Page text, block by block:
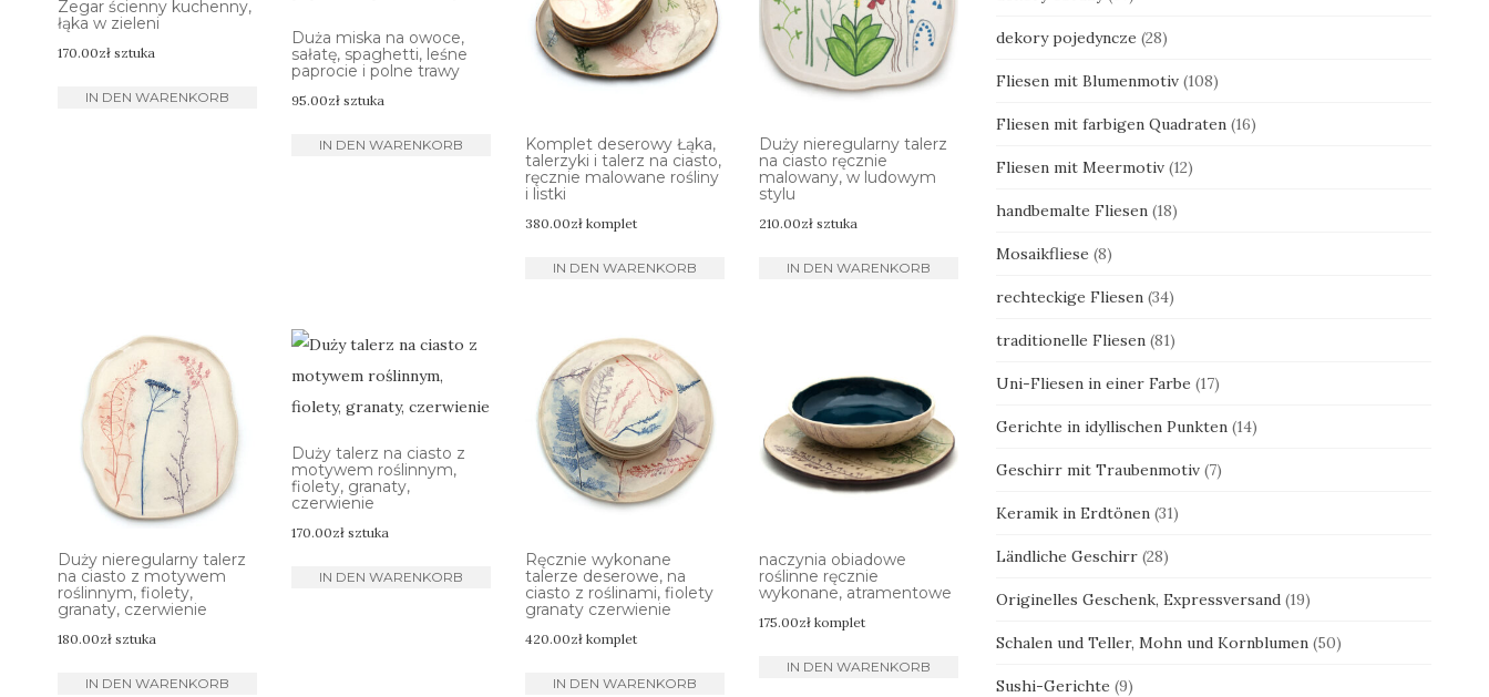
Zegar ścienny kuchenny,
łąka w zieleni
170.00zł sztuka
IN DEN WARENKORB
Duża miska na owoce,
sałatę, spaghetti, leśne
paprocie i polne trawy
95.00zł sztuka
IN DEN WARENKORB
Komplet deserowy Łąka,
talerzyki i talerz na ciasto,
ręcznie malowane rośliny
i listki
380.00zł komplet
IN DEN WARENKORB
Duży nieregularny talerz
na ciasto ręcznie
malowany, w ludowym
stylu
210.00zł sztuka
IN DEN WARENKORB
Duży nieregularny talerz
na ciasto z motywem
roślinnym, fiolety,
granaty, czerwienie
180.00zł sztuka
IN DEN WARENKORB
Duży talerz na ciasto z
motywem roślinnym,
fiolety, granaty,
czerwienie
170.00zł sztuka
IN DEN WARENKORB
Ręcznie wykonane
talerze deserowe, na
ciasto z roślinami, fiolety
granaty czerwienie
420.00zł komplet
IN DEN WARENKORB
naczynia obiadowe
roślinne ręcznie
wykonane, atramentowe
175.00zł komplet
IN DEN WARENKORB
dekory pojedyncze (28)
Fliesen mit Blumenmotiv (108)
Fliesen mit farbigen Quadraten (16)
Fliesen mit Meermotiv (12)
handbemalte Fliesen (18)
Mosaikfliese (8)
rechteckige Fliesen (34)
traditionelle Fliesen (81)
Uni-Fliesen in einer Farbe (17)
Gerichte in idyllischen Punkten (14)
Geschirr mit Traubenmotiv (7)
Keramik in Erdtönen (31)
Ländliche Geschirr (28)
Originelles Geschenk, Expressversand (19)
Schalen und Teller, Mohn und Kornblumen (50)
Sushi-Gerichte (9)